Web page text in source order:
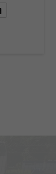
(PDF)
Fahrzeug parken